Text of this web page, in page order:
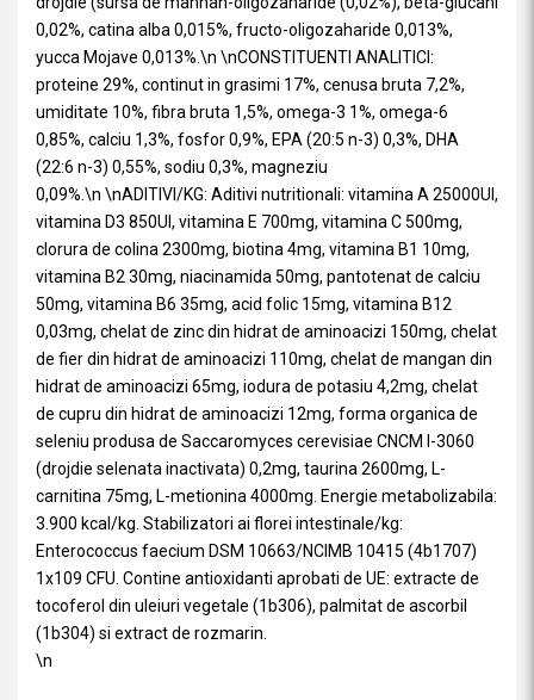
0,02%, catina alba 0,015%, fructo-oligozaharide 0,013%,
yucca Mojave 0,013%.\n \nCONSTITUENTI ANALITICI:
proteine 29%, continut in grasimi 17%, cenusa bruta 7,2%,
umiditate 10%, fibra bruta 1,5%, omega-3 1%, omega-6
0,85%, calciu 1,3%, fosfor 0,9%, EPA (20:5 n-3) 0,3%, DHA
(22:6 n-3) 0,55%, sodiu 0,3%, magneziu
0,09%.\n \nADITIVI/KG: Aditivi nutritionali: vitamina A 25000UI,
vitamina D3 850UI, vitamina E 700mg, vitamina C 500mg,
clorura de colina 2300mg, biotina 4mg, vitamina B1 10mg,
vitamina B2 30mg, niacinamida 50mg, pantotenat de calciu
50mg, vitamina B6 35mg, acid folic 15mg, vitamina B12
0,03mg, chelat de zinc din hidrat de aminoacizi 150mg, chelat
de fier din hidrat de aminoacizi 110mg, chelat de mangan din
hidrat de aminoacizi 65mg, iodura de potasiu 4,2mg, chelat
de cupru din hidrat de aminoacizi 12mg, forma organica de
seleniu produsa de Saccaromyces cerevisiae CNCM I-3060
(drojdie selenata inactivata) 0,2mg, taurina 2600mg, L-
carnitina 75mg, L-metionina 4000mg. Energie metabolizabila:
3.900 kcal/kg. Stabilizatori ai florei intestinale/kg:
Enterococcus faecium DSM 10663/NCIMB 10415 (4b1707)
1x109 CFU. Contine antioxidanti aprobati de UE: extracte de
tocoferol din uleiuri vegetale (1b306), palmitat de ascorbil
(1b304) si extract de rozmarin.
\n